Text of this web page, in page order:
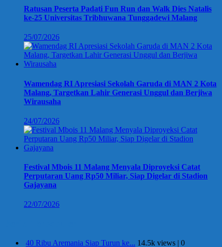
Ratusan Peserta Padati Fun Run dan Walk Dies Natalis
ke-25 Universitas Tribhuwana Tunggadewi Malang
25/07/2026
Wamendag RI Apresiasi Sekolah Garuda di MAN 2 Kota
Malang, Targetkan Lahir Generasi Unggul dan Berjiwa
Wirausaha
24/07/2026
Festival Mbois 11 Malang Menyala Diproyeksi Catat
Perputaran Uang Rp50 Miliar, Siap Digelar di Stadion
Gajayana
22/07/2026
40 Ribu Aremania Siap Turun ke... 14.5k views | 0